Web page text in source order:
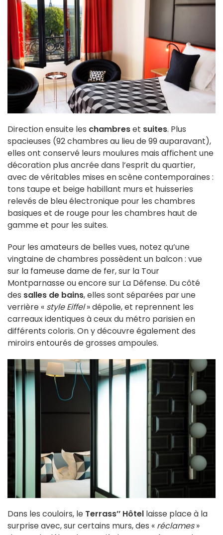
Direction ensuite les chambreset suites. Plus
spacieuses (92 chambres au lieu de 99 auparavant),
elles ont conservé leurs moulures mais affichent une
décoration plus ancrée dans l’esprit du quartier,
avec de véritables mises en scène contemporaines :
tons taupe et beige habillant murs et huisseries
relevés de bleu électronique pour les chambres
basiques et de rouge pour les chambres haut de
gamme et pour les suites.
Pour les amateurs de belles vues, notez qu’une
vingtaine de chambres possèdent un balcon : vue
sur la fameuse dame de fer, sur la Tour
Montparnasse ou encore sur La Défense. Du côté
des salles de bains, elles sont séparées par une
verrière « style Eiffel» dépolie, et reprennent les
carreaux identiques à ceux du métro parisien en
différents coloris. On y découvre également des
miroirs entourés de grosses ampoules.
Dans les couloirs, le Terrass’’ Hôtel laisse place à la
surprise avec, sur certains murs, des « réclames»